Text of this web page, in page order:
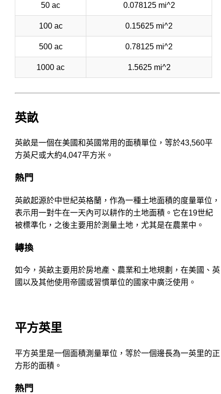
50 ac 0.078125 mi^2
100 ac 0.15625 mi^2
500 ac 0.78125 mi^2
1000 ac 1.5625 mi^2
英畝
英畝是一個在美國和英國常用的面積單位，等於43,560平
方英尺或大約4,047平方米。
熱門
英畝起源於中世紀英格蘭，作為一種土地面積的度量單位，
表示用一對牛在一天內可以耕作的土地面積。它在19世紀
被標準化，之後主要用於測量土地，尤其是在農業中。
轉換
如今，英畝主要用於房地產、農業和土地規劃，在美國、英
國以及其他使用帝國或習慣單位的國家中廣泛使用。
平方英里
平方英里是一個面積測量單位，等於一個邊長為一英里的正
方形的面積。
熱門